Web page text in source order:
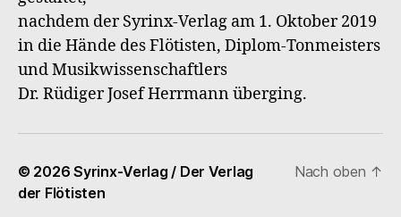
nachdem der Syrinx-Verlag am 1. Oktober 2019
in die Hände des Flötisten, Diplom-Tonmeisters
und Musikwissenschaftlers
Dr. Rüdiger Josef Herrmann überging.
© 2026Syrinx-Verlag / Der Verlag
der Flötisten
Nach oben ↑